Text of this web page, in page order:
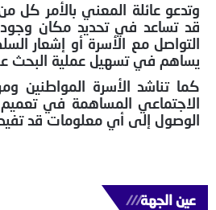
وتدعو عائلة المعني بالأمر كل
قد تساعد في تحديد مكان
التواصل مع الأسرة أو إشعار
يساهم في تسهيل عملية البحث
كما تناشد الأسرة المواطنين
الاجتماعي المساهمة في تعميم
الوصول إلى أي معلومات قد
عين الجهة///